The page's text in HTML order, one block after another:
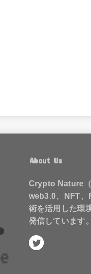
About Us
Crypto Nature（
web3.0、NFT、
術を活用した環
発信しています。